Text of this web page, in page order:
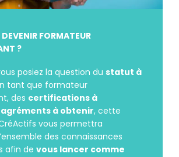
FORMATEUR
?
posiez la question du statut à
tant que formateur
des certifications à
agréments à obtenir, cette
vous permettra
des connaissances
afin de vous lancer comme